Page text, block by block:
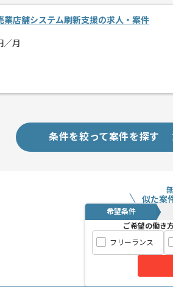
業店舗システム刷新支援の求人・案件
／月
条件を絞って案件を探す
似た案
希望条件
ご希望の働き
フリーランス